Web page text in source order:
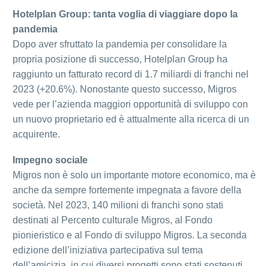
Hotelplan Group: tanta voglia di viaggiare dopo la
pandemia
Dopo aver sfruttato la pandemia per consolidare la
propria posizione di successo, Hotelplan Group ha
raggiunto un fatturato record di 1.7 miliardi di franchi nel
2023 (+20.6%). Nonostante questo successo, Migros
vede per l’azienda maggiori opportunità di sviluppo con
un nuovo proprietario ed è attualmente alla ricerca di un
acquirente.
Impegno sociale
Migros non è solo un importante motore economico, ma è
anche da sempre fortemente impegnata a favore della
società. Nel 2023, 140 milioni di franchi sono stati
destinati al Percento culturale Migros, al Fondo
pionieristico e al Fondo di sviluppo Migros. La seconda
edizione dell’iniziativa partecipativa sul tema